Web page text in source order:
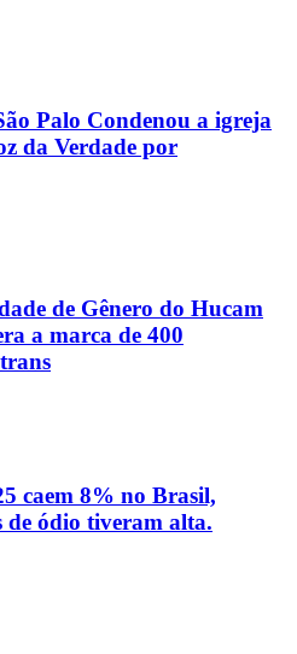
Palo Condenou a igreja
da Verdade por
de Gênero do Hucam
a marca de 400
caem 8% no Brasil,
ódio tiveram alta.